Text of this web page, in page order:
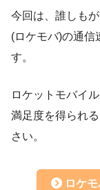
今回は、誰しも
(ロケモバ)の通信
す。
ロケットモバイ
満足度を得られ
さい。
ロケ